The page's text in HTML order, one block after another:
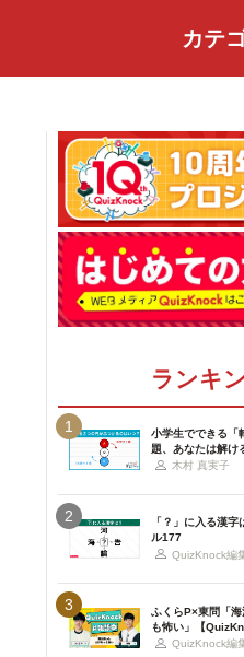
カテ
ランキ
1
小学生でできる「
題、あなたは解け
木村 真実子
2
「？」に入る漢
ル177
QuizKnock編
3
ふくらP×東問「
も怖い」【
QuizKnock編